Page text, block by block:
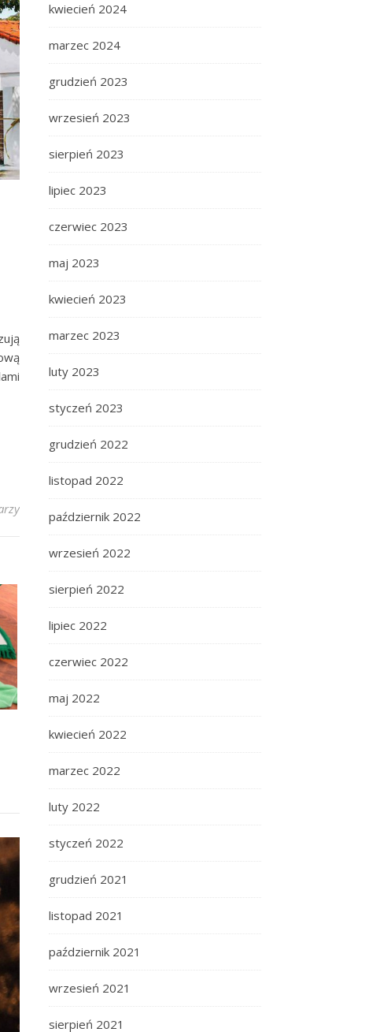
kwiecień 2024
marzec 2024
grudzień 2023
wrzesień 2023
sierpień 2023
lipiec 2023
czerwiec 2023
maj 2023
kwiecień 2023
marzec 2023
luty 2023
styczeń 2023
grudzień 2022
listopad 2022
październik 2022
wrzesień 2022
sierpień 2022
lipiec 2022
czerwiec 2022
maj 2022
kwiecień 2022
marzec 2022
luty 2022
styczeń 2022
grudzień 2021
listopad 2021
październik 2021
wrzesień 2021
sierpień 2021